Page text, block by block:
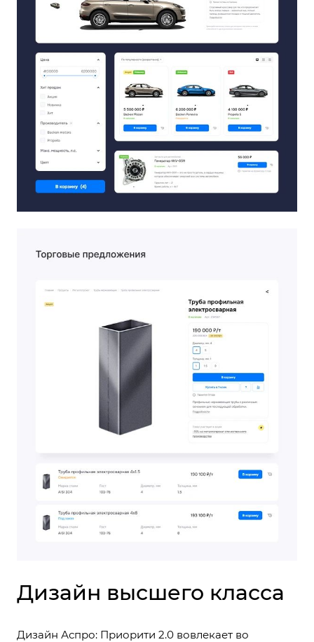
Дизайн высшего класса
Дизайн Аспро: Приорити 2.0 вовлекает во